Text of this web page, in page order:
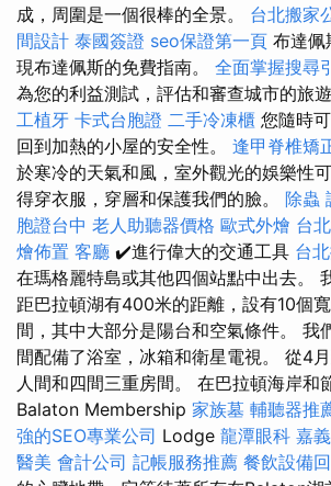
成，周圍是一個很棒的全景。 台北搬家
間設計 泰國簽證 seo保證第一頁 布達佩
現布達佩斯的免費指南。 全面掌握搜尋
為您的利益測試，評估和審查城市的旅
工植牙 卡式台胞證 二手冷凍櫃 您隨時
回到加熱的小屋的安全性。 逢甲脊椎矯
於寒冷的天氣和風，室外觀光的娛樂性
得穿衣服，穿層和保護我們的臉。 除蟲
胞證台中 老人助聽器價格 歐式外燴 台
燴佈置 客廳 ✔️進行偉大的交通工具 台
在瑪格麗特島或其他四個站點中出去。
距巴拉頓湖有400米的距離，設有10個
間，其中大部分是陽台和空氣條件。 我
間配備了浴室，冰箱和衛星電視。 從4
人間和四間三重房間。 在巴拉頓海岸和
Balaton Membership 家族墓 輔聽器推
強的SEO專業公司 Lodge 龍潭眼科 嘉
醫美 會計公司 記帳服務推薦 餐飲設備